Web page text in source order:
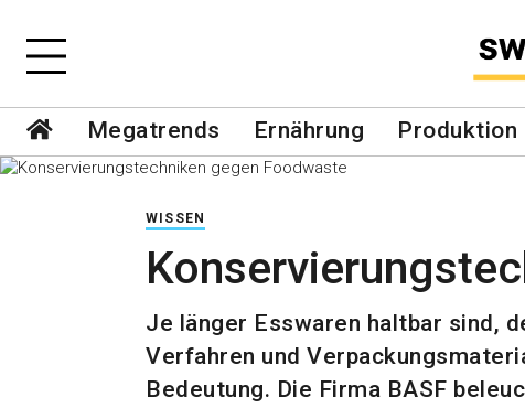
Megatrends Ernährung Produktion
WISSEN
Je länger Esswaren haltbar sind,
Verfahren und
Bedeutung. Die Firma BASF